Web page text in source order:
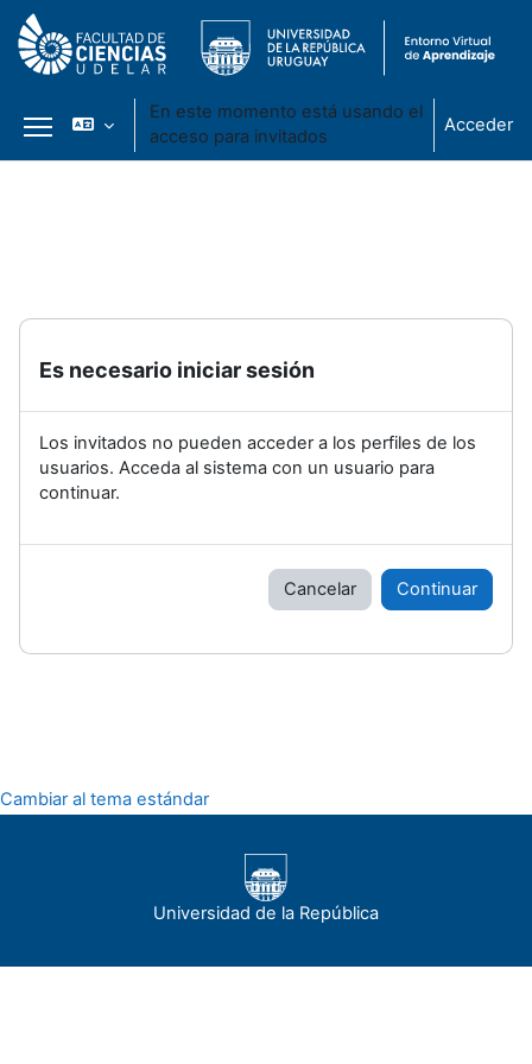
Panel lateral
En este momento está usando el
acceso para invitados
Acceder
Es necesario iniciar sesión
Los invitados no pueden acceder a los perfiles de los
usuarios. Acceda al sistema con un usuario para
continuar.
Cancelar Continuar
Cambiar al tema estándar
Universidad de la República